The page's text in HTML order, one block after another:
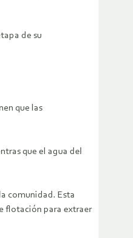
de su
que las
que el agua del
comunidad. Esta
flotación para extraer